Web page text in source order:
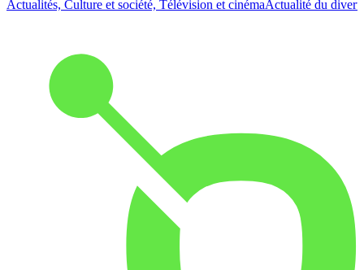
Actualités, Culture et société, Télévision et cinémaActualité du